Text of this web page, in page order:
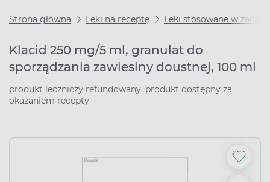
Strona główna Leki na receptę Leki stosowane w
Klacid 250 mg/5 ml, granulat do
sporządzania zawiesiny doustnej, 100 ml
produkt leczniczy refundowany, produkt dostępny za
okazaniem recepty